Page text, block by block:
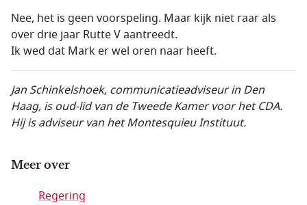
Nee, het is geen voorspeling. Maar kijk niet raar als
over drie jaar Rutte V aantreedt.
Ik wed dat Mark er wel oren naar heeft.
Jan Schinkelshoek, communicatieadviseur in Den
Haag, is oud-lid van de Tweede Kamer voor het CDA.
Hij is adviseur van het Montesquieu Instituut.
Meer over
Regering